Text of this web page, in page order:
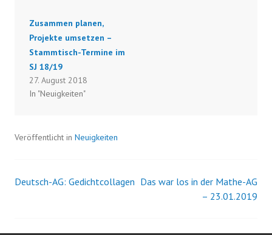
Zusammen planen,
Projekte umsetzen –
Stammtisch-Termine im
SJ 18/19
27. August 2018
In "Neuigkeiten"
Veröffentlicht in Neuigkeiten
Beitrags-
Deutsch-AG: Gedichtcollagen Das war los in der Mathe-AG
– 23.01.2019